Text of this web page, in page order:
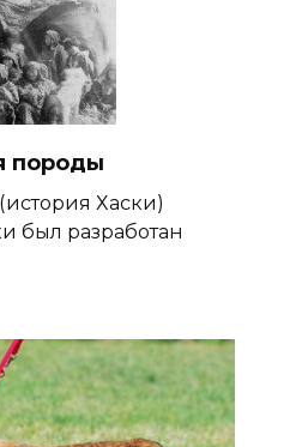
породы
Хаски)
был разработан